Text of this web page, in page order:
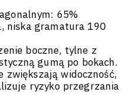
65%
niska gramatura 190
boczne, tylne z
gumą po bokach.
zwiększają widoczność,
ryzyko przegrzania